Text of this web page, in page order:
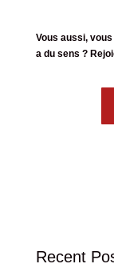
Vous aussi,
a du sens ?
Recent